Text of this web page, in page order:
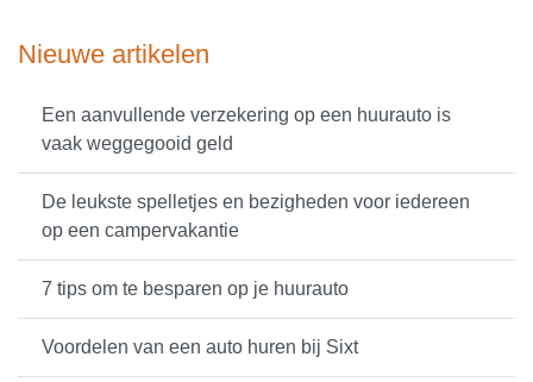
Nieuwe artikelen
Een aanvullende verzekering op een huurauto is
vaak weggegooid geld
De leukste spelletjes en bezigheden voor iedereen
op een campervakantie
7 tips om te besparen op je huurauto
Voordelen van een auto huren bij Sixt